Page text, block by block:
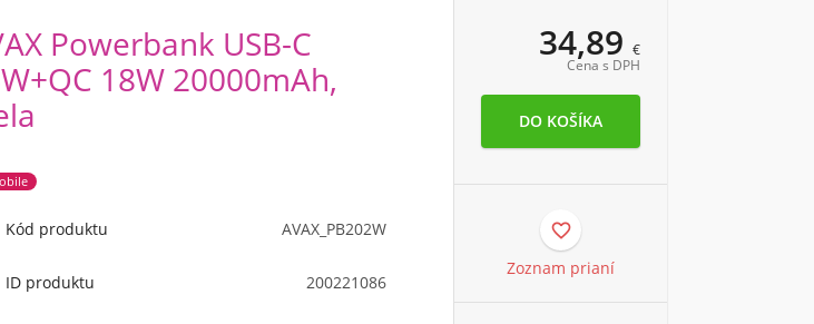
Powerbank USB-C
18W 20000mAh,
Kód produktu AVAX_PB202W
ID produktu 200221086
34,89 €
Cena s DPH

Zoznam prianí